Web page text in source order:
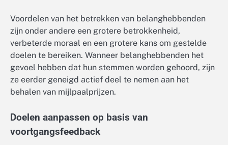
Voordelen van het betrekken van belanghebbenden
zijn onder andere een grotere betrokkenheid,
verbeterde moraal en een grotere kans om gestelde
doelen te bereiken. Wanneer belanghebbenden het
gevoel hebben dat hun stemmen worden gehoord, zijn
ze eerder geneigd actief deel te nemen aan het
behalen van mijlpaalprijzen.
Doelen aanpassen op basis van
voortgangsfeedback